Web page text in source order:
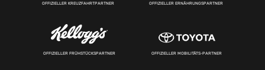
OFFIZIELLER KREUZFAHRTPARTNER OFFIZIELLER ERNÄHRUNGSPARTNER
OFFIZIELLER FRÜHSTÜCKSPARTNER OFFIZIELLER MOBILITÄTS-PARTNER